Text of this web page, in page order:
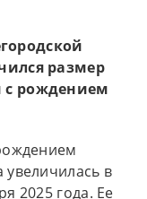
размер
с рождением
в
2025 года. Ее